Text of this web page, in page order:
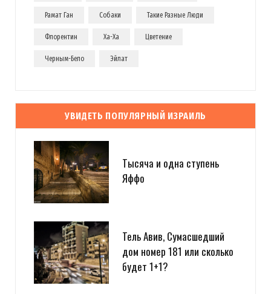
Рамат Ган Собаки Такие Разные Люди
Флорентин Ха-Ха Цветение
Черным-Бело Эйлат
УВИДЕТЬ ПОПУЛЯРНЫЙ ИЗРАИЛЬ
Тысяча и одна ступень
Яффо
Тель Авив, Сумасшедший
дом номер 181 или сколько
будет 1+1?